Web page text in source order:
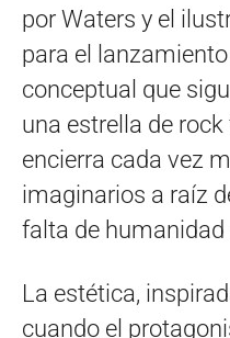
por Waters y el
para el lanzamiento
conceptual que
una estrella de
encierra cada vez
imaginarios a raíz
falta de
La estética,
cuando el